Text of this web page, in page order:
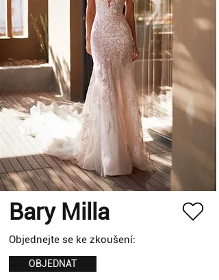
Bary Milla
Objednejte se ke zkoušení:
OBJEDNAT